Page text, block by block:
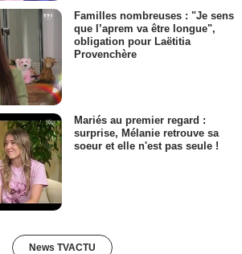
Familles nombreuses : "Je sens
que l’aprem va être longue",
obligation pour Laëtitia
Provenchère
Mariés au premier regard :
surprise, Mélanie retrouve sa
soeur et elle n'est pas seule !
News TVACTU